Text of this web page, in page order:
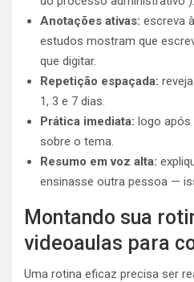
Anotações ativas: escreva
estudos mostram que
que digitar.
Repetição espaçada:
1, 3 e 7 dias.
Prática imediata: logo após
sobre o tema.
Resumo em voz alta:
ensinasse outra pessoa —
Montando sua
videoaulas para
Uma rotina eficaz precisa ser